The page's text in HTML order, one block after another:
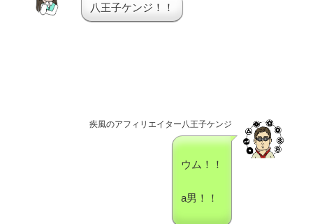
八王子ケンジ！！
疾風のアフィリエイター八王子ケンジ
ウム！！
a男！！